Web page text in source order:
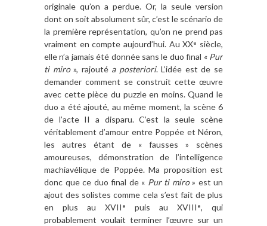
originale qu’on a perdue. Or, la seule version
dont on soit absolument sûr, c’est le scénario de
la première représentation, qu’on ne prend pas
vraiment en compte aujourd’hui. Au XXe
siècle,
elle n’a jamais été donnée sans le duo final « Pur
ti miro», rajouté a posteriori. L’idée est de se
demander comment se construit cette œuvre
avec cette pièce du puzzle en moins. Quand le
duo a été ajouté, au même moment, la scène 6
de l’acte II a disparu. C’est la seule scène
véritablement d’amour entre Poppée et Néron,
les autres étant de « fausses » scènes
amoureuses, démonstration de l’intelligence
machiavélique de Poppée. Ma proposition est
donc que ce duo final de « Pur ti miro» est un
ajout des solistes comme cela s’est fait de plus
en plus au XVII e puis au XVIII e, qui
probablement voulait terminer l’œuvre sur un